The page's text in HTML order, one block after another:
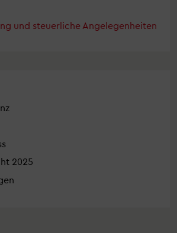
und steuerliche Angelegenheiten
2025